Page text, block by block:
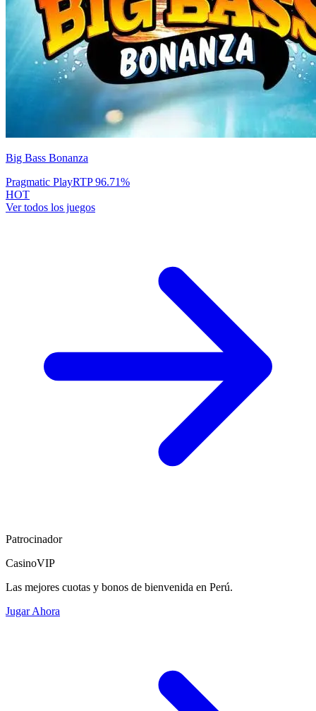
Big Bass Bonanza
Pragmatic PlayRTP96.71%
HOT
Ver todos los juegos
Patrocinador
CasinoVIP
Las mejores cuotas y bonos de bienvenida en Perú.
Jugar Ahora